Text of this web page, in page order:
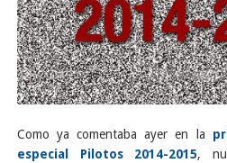
Como ya comentaba ayer en la
especial Pilotos 2014-2015,